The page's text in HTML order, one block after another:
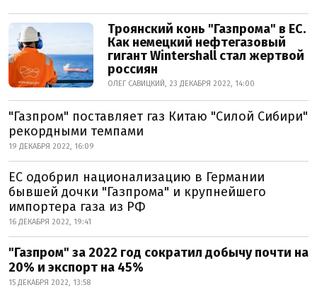
Троянский конь "Газпрома" в ЕС.
Как немецкий нефтегазовый
гигант Wintershall стал жертвой
россиян
ОЛЕГ САВИЦКИЙ, 23 ДЕКАБРЯ 2022, 14:00
"Газпром" поставляет газ Китаю "Силой Сибири"
рекордными темпами
19 ДЕКАБРЯ 2022, 16:09
ЕС одобрил национализацию в Германии
бывшей дочки "Газпрома" и крупнейшего
импортера газа из РФ
16 ДЕКАБРЯ 2022, 19:41
"Газпром" за 2022 год сократил добычу почти на
20% и экспорт на 45%
15 ДЕКАБРЯ 2022, 13:58